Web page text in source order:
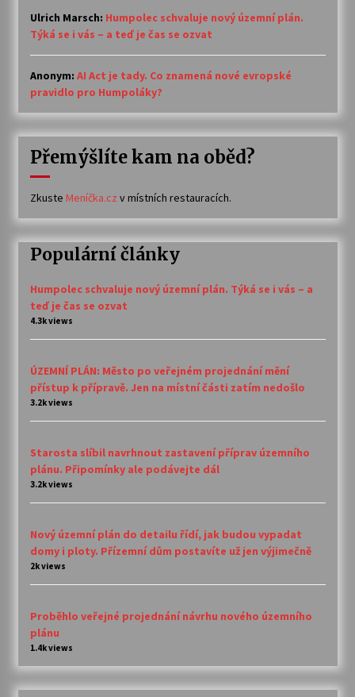
Ulrich Marsch: Humpolec schvaluje nový územní plán.
Týká se i vás – a teď je čas se ozvat
Anonym: AI Act je tady. Co znamená nové evropské
pravidlo pro Humpoláky?
Přemýšlíte kam na oběd?
Zkuste Meníčka.cz v místních restauracích.
Populární články
Humpolec schvaluje nový územní plán. Týká se i vás – a
teď je čas se ozvat
4.3k views
ÚZEMNÍ PLÁN: Město po veřejném projednání mění
přístup k přípravě. Jen na místní části zatím nedošlo
3.2k views
Starosta slíbil navrhnout zastavení příprav územního
plánu. Připomínky ale podávejte dál
3.2k views
Nový územní plán do detailu řídí, jak budou vypadat
domy i ploty. Přízemní dům postavíte už jen výjimečně
2k views
Proběhlo veřejné projednání návrhu nového územního
plánu
1.4k views